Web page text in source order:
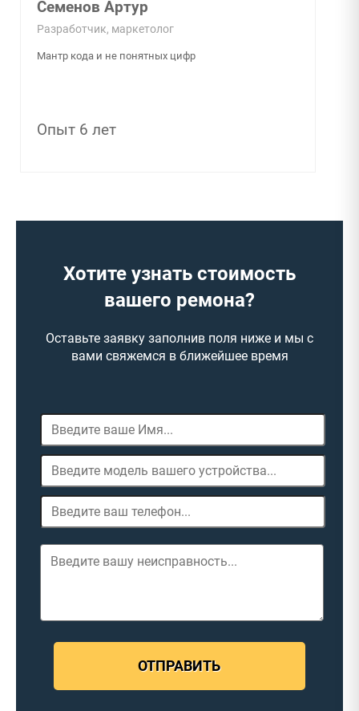
Семенов Артур
Разработчик, маркетолог
Мантр кода и не понятных цифр
Опыт 6 лет
Хотите узнать стоимость
вашего ремона?
Оставьте заявку заполнив поля ниже и мы с
вами свяжемся в ближейшее время
ОТПРАВИТЬ